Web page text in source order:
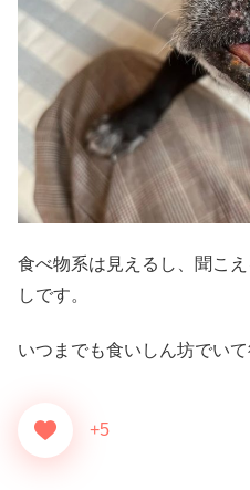
食べ物系は見えるし、聞こ
しです。
いつまでも食いしん坊でいて
+5